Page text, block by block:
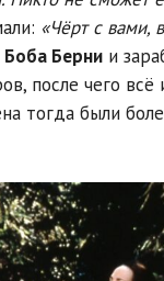
«Чёрт с вами,
Боба Берни и
после чего всё
тогда были